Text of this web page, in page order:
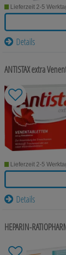
Für Ihn
Für Sie
Raucherentwöhnung
Gesundheit & Fitness
Kosmetika &
Körperpflege
Tablettenspender
Tierarzneimittel
Bonbons
Tee
Lieferzeit 2-5
Details
ANTISTAX extra
Lieferzeit 2-5
Details
HEPARIN-